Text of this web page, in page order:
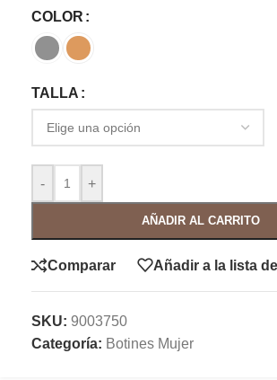
COLOR
TALLA
- +
AÑADIR AL CARRITO
Comparar Añadir a la lista
SKU: 9003750
Categoría: Botines Mujer